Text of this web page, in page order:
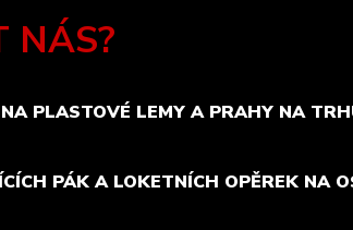
NÁS?
PLASTOVÉ LEMY A PRAHY NA
PÁK A LOKETNÍCH OPĚREK NA